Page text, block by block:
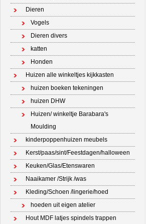
Dieren
Vogels
Dieren divers
katten
Honden
Huizen alle winkeltjes kijkkasten
huizen boeken tekeningen
huizen DHW
Huizen/ winkeltje Barabara's
Moulding
kinderpoppenhuizen meubels
Kerst/paas/sint/Feestdagen/halloween
Keuken/Glas/Etenswaren
Naaikamer /Strijk /was
Kleding/Schoen /lingerie/hoed
hoeden uit eigen atelier
Hout MDF latjes spindels trappen